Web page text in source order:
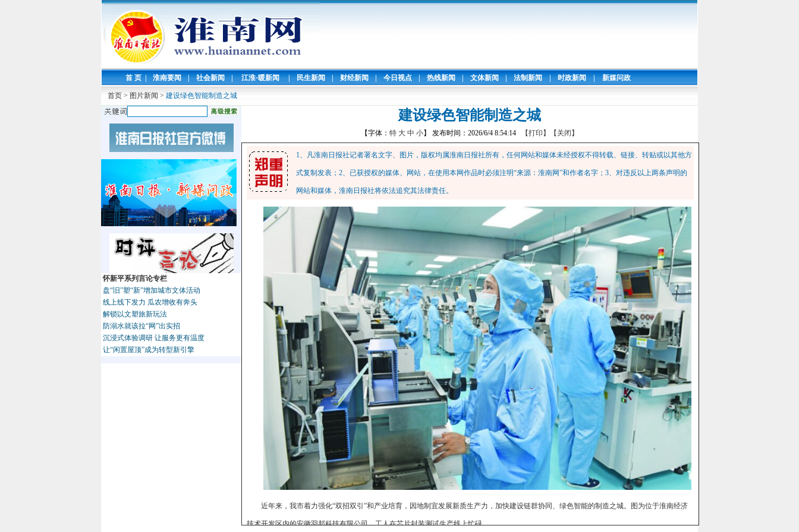
首 页 | 淮南要闻 | 社会新闻 | 江淮·暖新闻 | 民生新闻 | 财经新闻 | 今日视点 | 热线新闻 | 文体新闻 | 法制新闻 | 时政新闻 | 新媒问政
首页 > 图片新闻 > 建设绿色智能制造之城
怀新平系列言论专栏
盘“旧”塑“新”增加城市文体活动
线上线下发力 瓜农增收有奔头
解锁以文塑旅新玩法
防溺水就该拉“网”出实招
沉浸式体验调研 让服务更有温度
让“闲置屋顶”成为转型新引擎
建设绿色智能制造之城
【字体： 特 大 中 小】 发布时间：2026/6/4 8:54:14 【打印】 【关闭】
1、凡淮南日报社记者署名文字、图片，版权均属淮南日报社所有，任何网站和媒体未经授权不得转载、链接、转贴或以其他方
式复制发表；2、已获授权的媒体、网站，在使用本网作品时必须注明“来源：淮南网”和作者名字；3、对违反以上两条声明的
网站和媒体，淮南日报社将依法追究其法律责任。
近年来，我市着力强化“双招双引”和产业培育，因地制宜发展新质生产力，加快建设链群协同、绿色智能的制造之城。图为位于淮南经济
技术开发区内的安徽羽邦科技有限公司，工人在芯片封装测试生产线上忙碌。